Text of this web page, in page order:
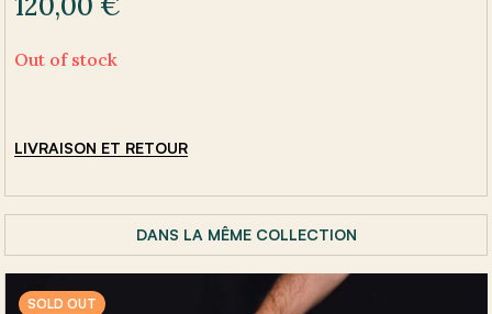
Out of stock
LIVRAISON ET RETOUR
DANS LA MÊME COLLECTION
SOLD OUT